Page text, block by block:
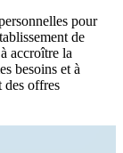
pour
de
accroître la
besoins et à
des offres